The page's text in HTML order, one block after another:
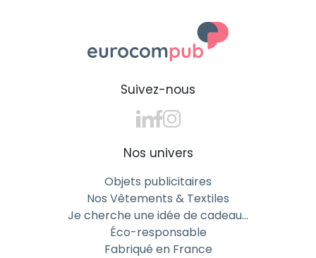
Suivez-nous
Nos univers
Objets publicitaires
Nos Vêtements & Textiles
Je cherche une idée de cadeau…
Éco-responsable
Fabriqué en France